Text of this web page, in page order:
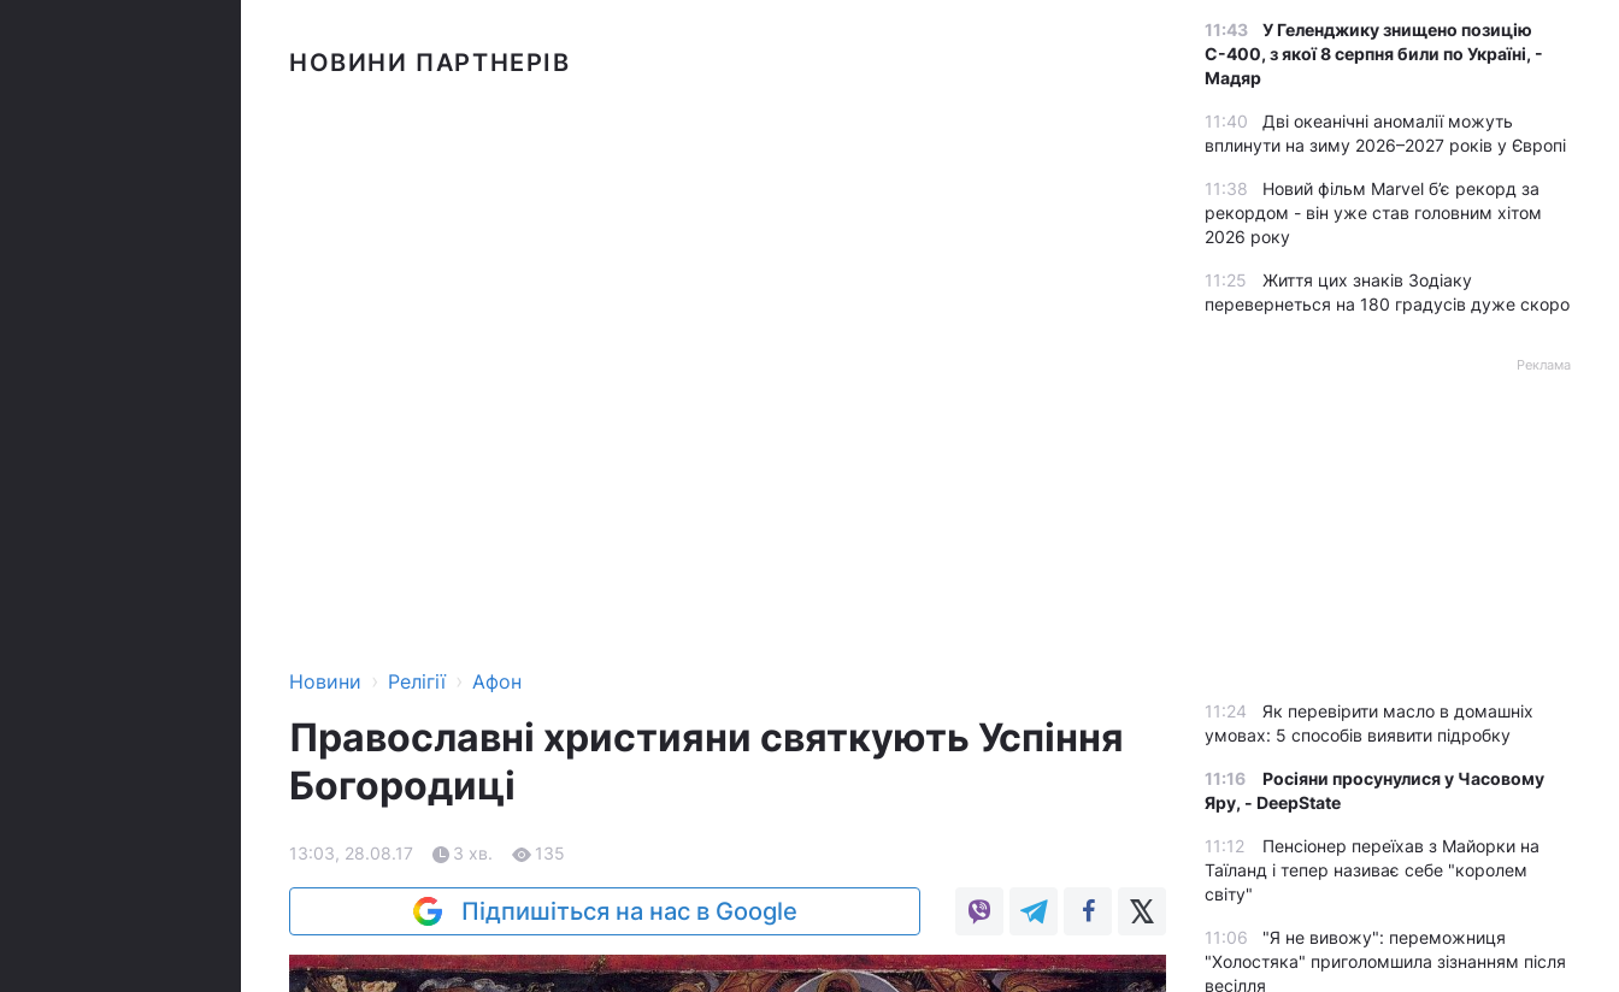
НОВИНИ ПАРТНЕРІВ
Новини › Релігії › Афон
Православні християни святкують Успіння
Богородиці
13:03, 28.08.17 3 хв. 135
Підпишіться на нас в Google
11:43
У Геленджику знищено позицію
С-400, з якої 8 серпня били по Україні, -
Мадяр
11:40
Дві океанічні аномалії можуть
вплинути на зиму 2026–2027 років у Європі
11:38
Новий фільм Marvel б’є рекорд за
рекордом - він уже став головним хітом
2026 року
11:25
Життя цих знаків Зодіаку
перевернеться на 180 градусів дуже скоро
Реклама
11:24
Як перевірити масло в домашніх
умовах: 5 способів виявити підробку
11:16
Росіяни просунулися у Часовому
Яру, - DeepState
11:12
Пенсіонер переїхав з Майорки на
Таїланд і тепер називає себе "королем
світу"
11:06
"Я не вивожу": переможниця
"Холостяка" приголомшила зізнанням після
весілля